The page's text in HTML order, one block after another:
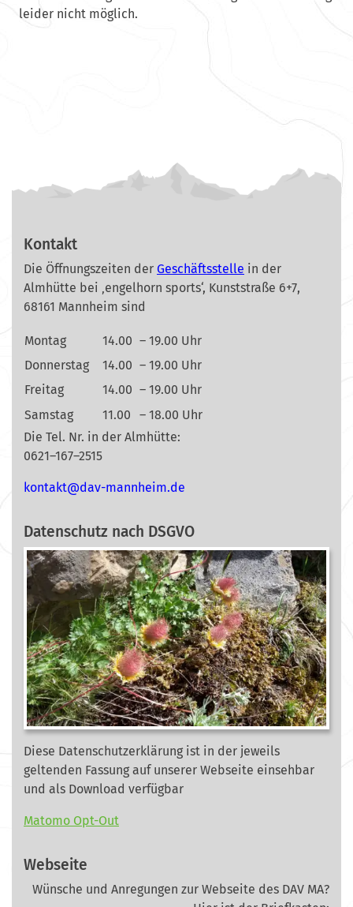
leider nicht möglich.
Kontakt
Die Öffnungszeiten der Geschäftsstelle in der
Almhütte bei ‚engelhorn sports‘, Kunststraße 6+7,
68161 Mannheim sind
Montag 14.00 – 19.00 Uhr
Donnerstag
14.00 – 19.00 Uhr
Freitag
14.00 – 19.00 Uhr
Samstag
11.00
– 18.00 Uhr
Die Tel. Nr. in der Almhütte:
0621–167–2515
ed.mi
ehnna
m-vad
@tkat
nok
Datenschutz nach DSGVO
Diese Datenschutzerklärung ist in der jeweils
geltenden Fassung auf unserer Webseite einsehbar
und als Download verfügbar
Matomo Opt-Out
Webseite
Wünsche und Anregungen zur Webseite des DAV MA?